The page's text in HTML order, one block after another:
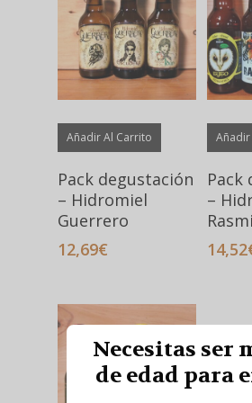
página
producto
Añadir Al Carrito
Pack degustación
– Hidromiel
Guerrero
12,69€
Pack
–
14,52
Necesitas ser
de edad para